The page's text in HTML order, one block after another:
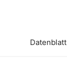
Datenblatt